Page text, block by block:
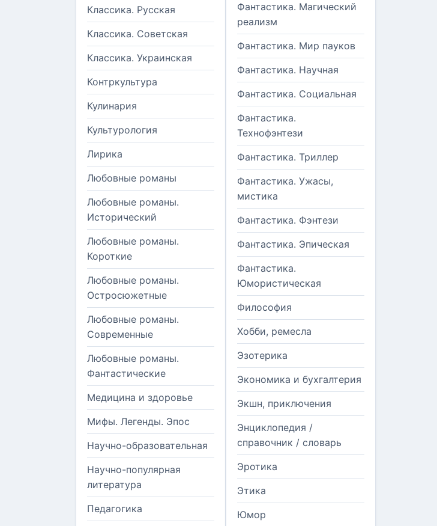
Классика. Русская
Классика. Советская
Классика. Украинская
Контркультура
Кулинария
Культурология
Лирика
Любовные романы
Любовные романы.
Исторический
Любовные романы.
Короткие
Любовные романы.
Остросюжетные
Любовные романы.
Современные
Любовные романы.
Фантастические
Медицина и здоровье
Мифы. Легенды. Эпос
Научно-образовательная
Научно-популярная
литература
Педагогика
Фантастика. Магический
реализм
Фантастика. Мир пауков
Фантастика. Научная
Фантастика. Социальная
Фантастика.
Технофэнтези
Фантастика. Триллер
Фантастика. Ужасы,
мистика
Фантастика. Фэнтези
Фантастика. Эпическая
Фантастика.
Юмористическая
Философия
Хобби, ремесла
Эзотерика
Экономика и бухгалтерия
Экшн, приключения
Энциклопедия /
справочник / словарь
Эротика
Этика
Юмор